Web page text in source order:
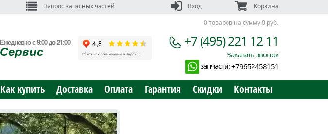
Запрос запасных частей
Корзина
0 товаров на сумму 0 руб.
Вход
Ежедневно с 9:00 до 21:00
Сервис
+7 (495) 221 12 11
Заказать звонок
запчасти:+79652458151
Как купить Доставка Оплата Гарантия Скидки Контакты